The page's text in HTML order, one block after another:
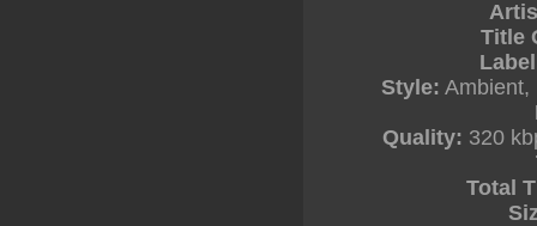
Title
Style: Ambient,
Quality: 320
Total